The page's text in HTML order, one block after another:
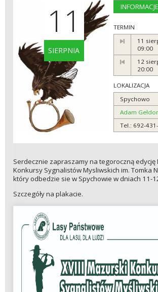
11
SIERPNIA
TERMIN
11
09:00
12
20:00
LOKALIZACJA
Spychowo
Adam
Tel.: 692-
Serdecznie zapraszamy na tegoroczną
Konkursy Sygnalistów Mysliwskich im. Tomka
który odbedzie sie w Spychowie w dniach 11-
Szczegóły na plakacie.